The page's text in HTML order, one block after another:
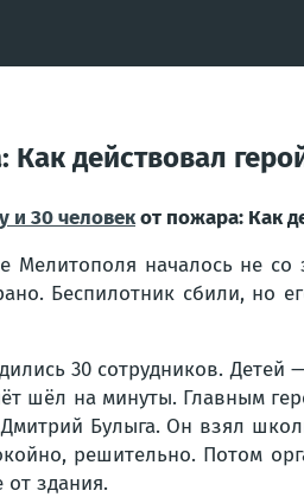
действовал
и 30 человекот пожара: Как
началось не со
Беспилотник сбили, но
30 сотрудников.
шёл на минуты. Главным
Булыга. Он взял
решительно. Потом
здания.